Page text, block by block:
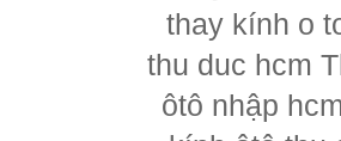
thay kính o
thu duc hcm
ôtô nhập